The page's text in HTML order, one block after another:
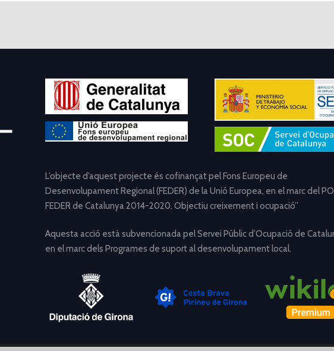
L’objecte d’aquest projecte és cofinançat pel Fons Europeu de
Desenvolupament Regional (FEDER) de la Unió Europea, en el marc del PO
FEDER de Catalunya 2014-2020. Objectiu creixement i ocupació”
Aquesta acció està subvencionada pel Servei Públic d’Ocupació de
en el marc dels Programes de suport al desenvolupament local.